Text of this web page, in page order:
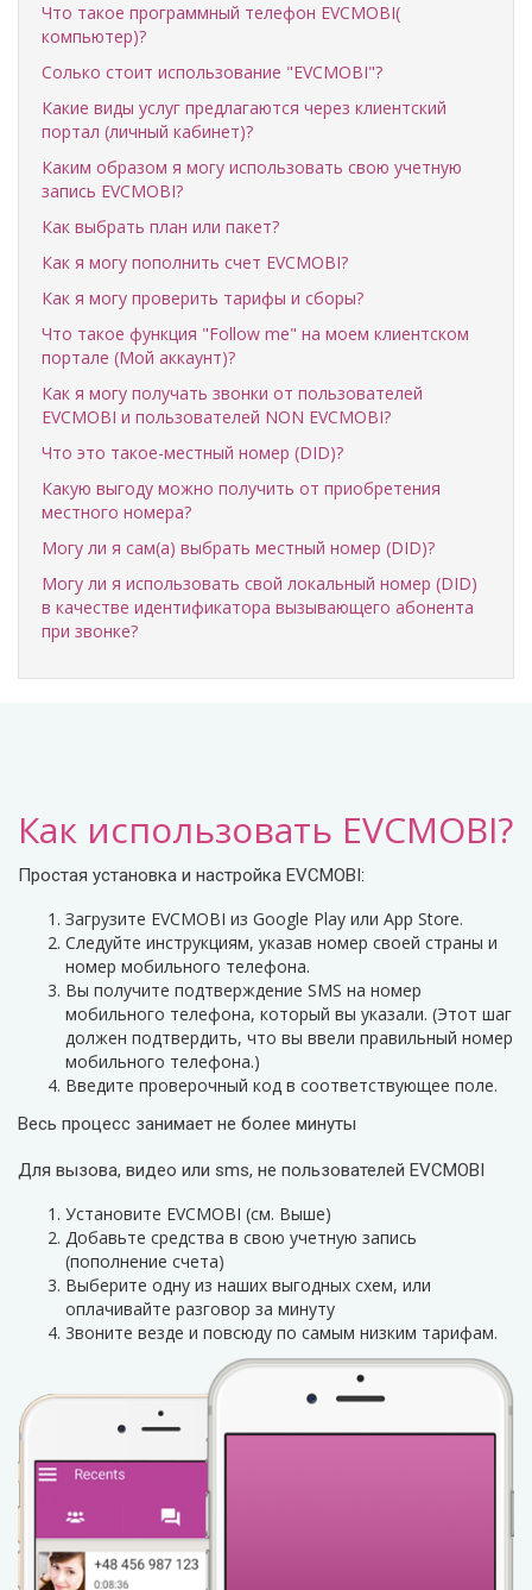
Что такое программный телефон EVCMOBI(
компьютер)?
Солько стоит использование "EVCMOBI"?
Какие виды услуг предлагаются через клиентский
портал (личный кабинет)?
Каким образом я могу использовать свою учетную
запись EVCMOBI?
Как выбрать план или пакет?
Как я могу пополнить счет EVCMOBI?
Как я могу проверить тарифы и сборы?
Что такое функция "Follow me" на моем клиентском
портале (Мой аккаунт)?
Как я могу получать звонки от пользователей
EVCMOBI и пользователей NON EVCMOBI?
Что это такое-местный номер (DID)?
Какую выгоду можно получить от приобретения
местного номера?
Могу ли я сам(а) выбрать местный номер (DID)?
Могу ли я использовать свой локальный номер (DID)
в качестве идентификатора вызывающего абонента
при звонке?
Как использовать EVCMOBI?
Простая установка и настройка EVCMOBI:
Загрузите EVCMOBI из Google Play или App Store.
Следуйте инструкциям, указав номер своей страны и
номер мобильного телефона.
Вы получите подтверждение SMS на номер
мобильного телефона, который вы указали. (Этот шаг
должен подтвердить, что вы ввели правильный номер
мобильного телефона.)
Введите проверочный код в соответствующее поле.
Весь процесс занимает не более минуты
Для вызова, видео или sms, не пользователей EVCMOBI
Установите EVCMOBI (см. Выше)
Добавьте средства в свою учетную запись
(пополнение счета)
Выберите одну из наших выгодных схем, или
оплачивайте разговор за минуту
3воните везде и повсюду по самым низким тарифам.